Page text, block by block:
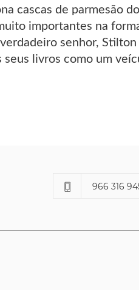
cascas de parmesão
importantes na
senhor,
livros como um
966 316